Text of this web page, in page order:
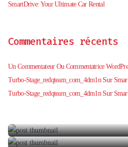
SmartDrive: Your Ultimate Car Rental
Commentaires récents
Un Commentateur Ou Commentatrice
Turbo-Stage_redqteam_com_4dm1n Sur
Turbo-Stage_redqteam_com_4dm1n Sur
Bonjour Tout Le Monde !
31 octobre 2024
SmartDrive: Your
6 février 2020
LuxRoam: Premium
6 mars 2018
LuxRoam: Premium
8 septembre 2019